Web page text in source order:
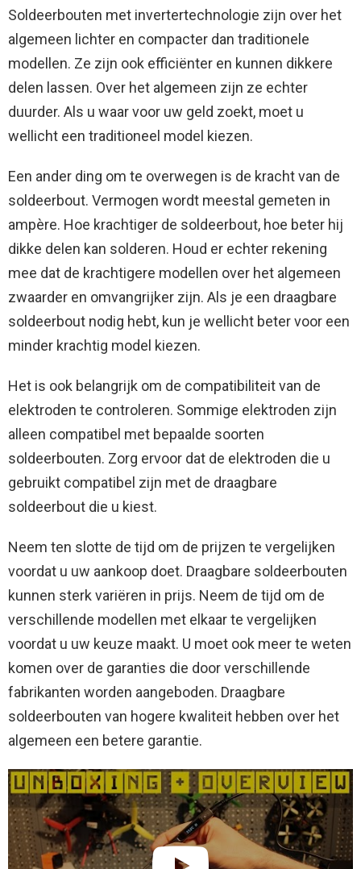
Soldeerbouten met invertertechnologie zijn over het
algemeen lichter en compacter dan traditionele
modellen. Ze zijn ook efficiënter en kunnen dikkere
delen lassen. Over het algemeen zijn ze echter
duurder. Als u waar voor uw geld zoekt, moet u
wellicht een traditioneel model kiezen.
Een ander ding om te overwegen is de kracht van de
soldeerbout. Vermogen wordt meestal gemeten in
ampère. Hoe krachtiger de soldeerbout, hoe beter hij
dikke delen kan solderen. Houd er echter rekening
mee dat de krachtigere modellen over het algemeen
zwaarder en omvangrijker zijn. Als je een draagbare
soldeerbout nodig hebt, kun je wellicht beter voor een
minder krachtig model kiezen.
Het is ook belangrijk om de compatibiliteit van de
elektroden te controleren. Sommige elektroden zijn
alleen compatibel met bepaalde soorten
soldeerbouten. Zorg ervoor dat de elektroden die u
gebruikt compatibel zijn met de draagbare
soldeerbout die u kiest.
Neem ten slotte de tijd om de prijzen te vergelijken
voordat u uw aankoop doet. Draagbare soldeerbouten
kunnen sterk variëren in prijs. Neem de tijd om de
verschillende modellen met elkaar te vergelijken
voordat u uw keuze maakt. U moet ook meer te weten
komen over de garanties die door verschillende
fabrikanten worden aangeboden. Draagbare
soldeerbouten van hogere kwaliteit hebben over het
algemeen een betere garantie.